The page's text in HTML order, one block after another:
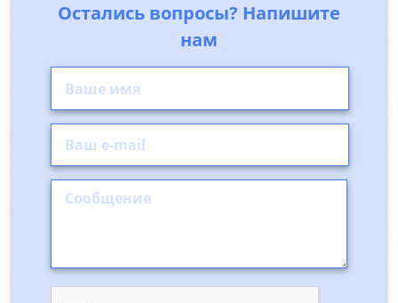
Остались вопросы? Напишите
нам